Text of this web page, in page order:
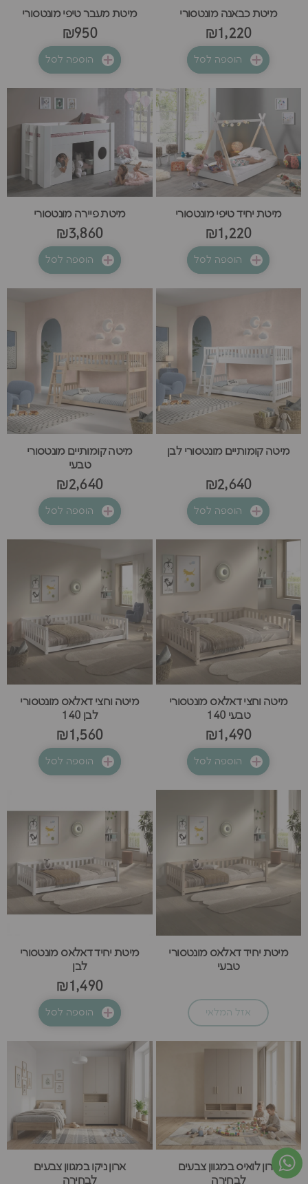
מיטת כבאנה מונטסורי
₪1,220
הוספה לסל
מיטת מעבר טיפי מונטסורי
₪950
הוספה לסל
מיטת יחיד טיפי מונטסורי
₪1,220
הוספה לסל
מיטת פיירה מונטסורי
₪3,860
הוספה לסל
מיטה קומותיים מונטסורי לבן
₪2,640
הוספה לסל
מיטה קומותיים מונטסורי
טבעי
₪2,640
הוספה לסל
מיטה וחצי דאלאס מונטסורי
טבעי 140
₪1,490
הוספה לסל
מיטה וחצי דאלאס מונטסורי
לבן 140
₪1,560
הוספה לסל
מיטת יחיד דאלאס מונטסורי
טבעי
אזל המלאי
מיטת יחיד דאלאס מונטסורי
לבן
₪1,490
הוספה לסל
ארון לואיס במגוון צבעים
לבחירה
ארון ניקו במגוון צבעים
לבחירה